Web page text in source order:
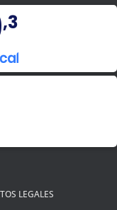
,3
LEGALES